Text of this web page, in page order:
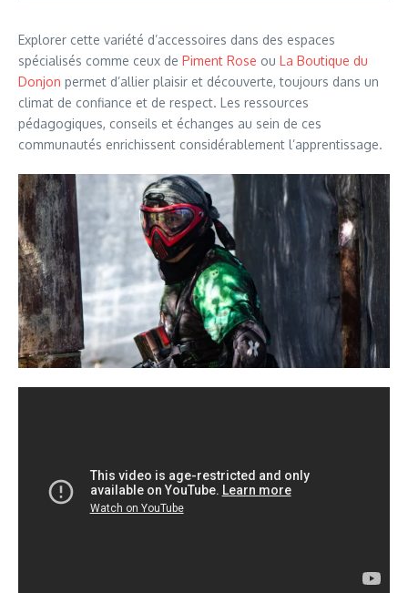
Explorer cette variété d’accessoires dans des espaces
spécialisés comme ceux de Piment Rose ou La Boutique du
Donjon permet d’allier plaisir et découverte, toujours dans un
climat de confiance et de respect. Les ressources
pédagogiques, conseils et échanges au sein de ces
communautés enrichissent considérablement l’apprentissage.